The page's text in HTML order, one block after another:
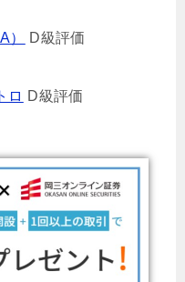
）
D級評価
ロ D級評価